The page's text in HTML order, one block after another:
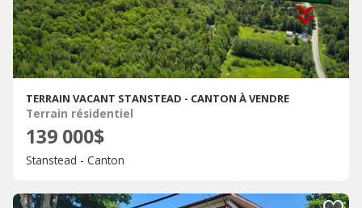
TERRAIN VACANT STANSTEAD - CANTON À VENDRE
Terrain résidentiel
139 000$
Stanstead - Canton